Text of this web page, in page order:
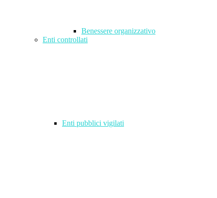
Benessere organizzativo
Enti controllati
Enti pubblici vigilati